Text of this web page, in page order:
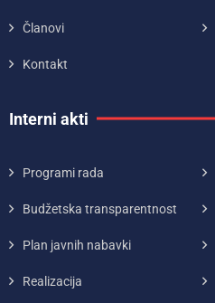
Članovi
Kontakt
Interni akti
Programi rada
Budžetska transparentnost
Plan javnih nabavki
Realizacija